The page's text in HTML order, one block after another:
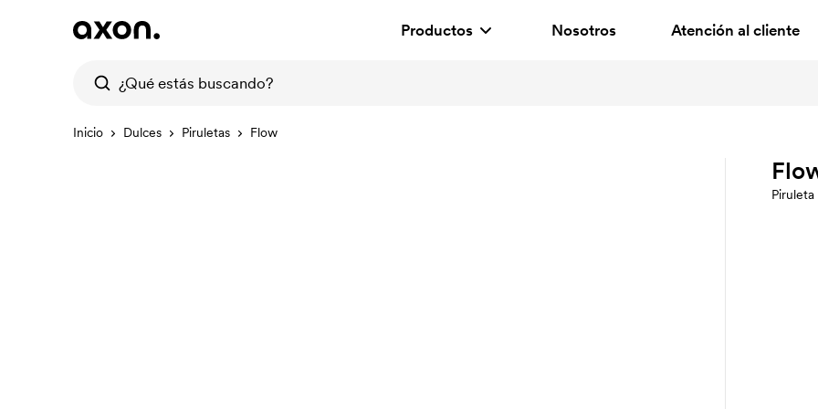
Productos Nosotros Atención al cliente
Inicio Dulces Piruletas Flow
Piruleta